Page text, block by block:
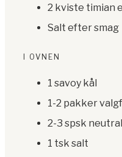
2 kviste timian
Salt efter smag
I OVNEN
1 savoy kål
1-2 pakker
2-3 spsk
1 tsk salt